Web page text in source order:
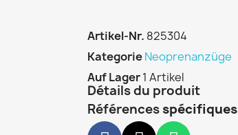
Artikel-Nr. 825304
KategorieNeoprenanzüge
Auf Lager1 Artikel
Détails du produit
Références spécifiques